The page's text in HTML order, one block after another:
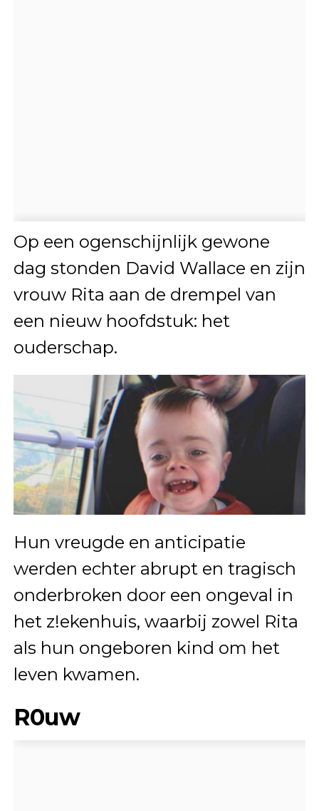
Op een ogenschijnlijk gewone
dag stonden David Wallace en zijn
vrouw Rita aan de drempel van
een nieuw hoofdstuk: het
ouderschap.
Hun vreugde en anticipatie
werden echter abrupt en tragisch
onderbroken door een ongeval in
het z!ekenhuis, waarbij zowel Rita
als hun ongeboren kind om het
leven kwamen.
R0uw